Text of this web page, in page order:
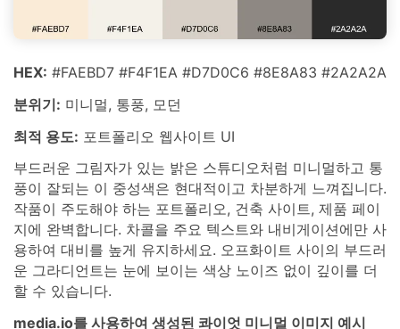
HEX: #FAEBD7 #F4F1EA #D7D0C6 #8E8A83 #2A2A2A
분위기: 미니멀, 통풍, 모던
최적 용도: 포트폴리오 웹사이트 UI
부드러운 그림자가 있는 밝은 스튜디오처럼 미니멀하고 통
풍이 잘되는 이 중성색은 현대적이고 차분하게 느껴집니다.
작품이 주도해야 하는 포트폴리오, 건축 사이트, 제품 페이
지에 완벽합니다. 차콜을 주요 텍스트와 내비게이션에만 사
용하여 대비를 높게 유지하세요. 오프화이트 사이의 부드러
운 그라디언트는 눈에 보이는 색상 노이즈 없이 깊이를 더
할 수 있습니다.
media.io를 사용하여 생성된 콰이엇 미니멀 이미지 예시